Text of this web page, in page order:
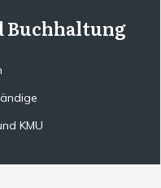
Buchhaltung
KMU